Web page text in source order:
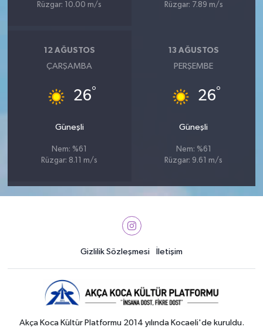
Rüzgar: 10.00 m/s
Rüzgar: 7.89 m/s
12 AĞUSTOS
ÇARŞAMBA
26°
Güneşli
Nem: %61
Rüzgar: 8.11 m/s
13 AĞUSTOS
PERŞEMBE
26°
Güneşli
Nem: %61
Rüzgar: 9.61 m/s
Gizlilik Sözleşmesi İletişim
Akça Koca Kültür Platformu 2014 yılında Kocaeli'de kuruldu.